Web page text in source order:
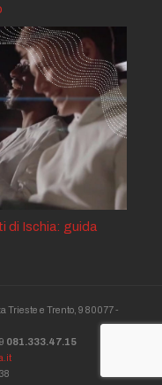
di Ischia: guida
Trieste e Trento, 9 80077 -
081.333.47.15